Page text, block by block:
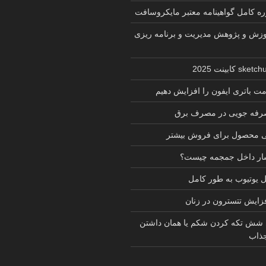
و پژوهش مدیریت و برنامه ریزی
باتری ایفون را افزایش دهیم
صرفه جویی در مصرف برق
محصول برای فروش بیشتر
داخل جمجمه چیست؟
به طور کامل
تتسترون در زنان
شش تکه کردن شکم یا همان داشتن